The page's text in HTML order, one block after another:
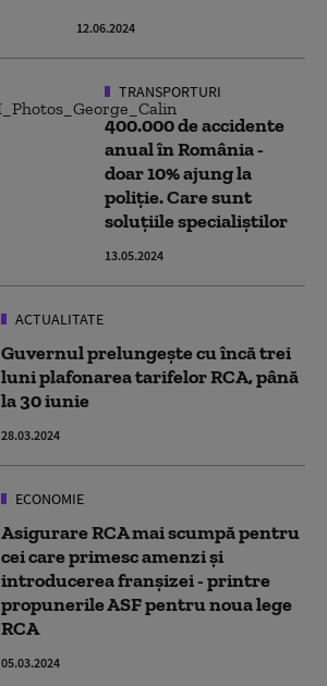
12.06.2024
TRANSPORTURI
400.000 de accidente
anual în România -
doar 10% ajung la
poliție. Care sunt
soluțiile specialiștilor
13.05.2024
ACTUALITATE
Guvernul prelungește cu încă trei
luni plafonarea tarifelor RCA, până
la 30 iunie
28.03.2024
ECONOMIE
Asigurare RCA mai scumpă pentru
cei care primesc amenzi și
introducerea franșizei - printre
propunerile ASF pentru noua lege
RCA
05.03.2024